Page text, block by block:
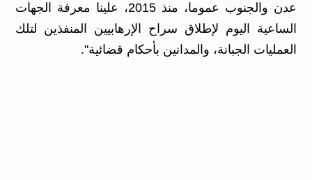
عدن والجنوب عموما، منذ 2015، علينا معرفة الجهات
الساعية اليوم لإطلاق سراح الإرهابيين المنفذين لتلك
العمليات الجبانة، والمدانين بأحكام قضائية".